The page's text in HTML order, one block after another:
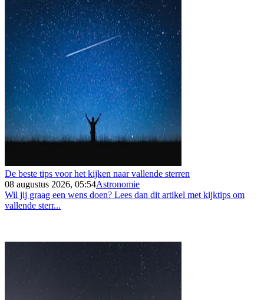
De beste tips voor het kijken naar vallende sterren
08 augustus 2026, 05:54Astronomie
Wil jij graag een wens doen? Lees dan dit artikel met kijktips om
vallende sterr...